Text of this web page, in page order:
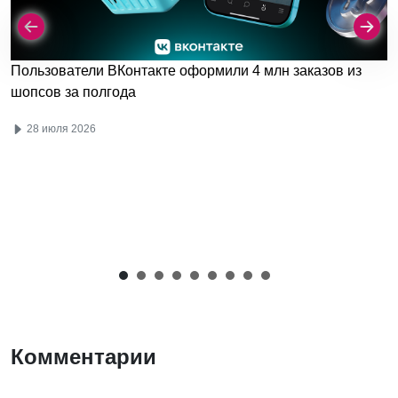
Пользователи ВКонтакте оформили 4 млн заказов из
шопсов за полгода
28 июля 2026
Комментарии